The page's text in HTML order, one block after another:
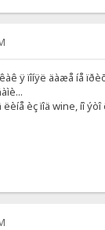
ÿ ïîíÿë äàæå íå
èç ïîä wine, íî ýòî